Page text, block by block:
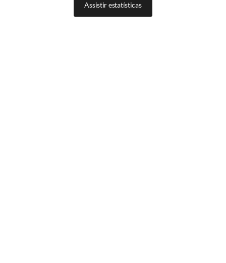
Assistir estatísticas